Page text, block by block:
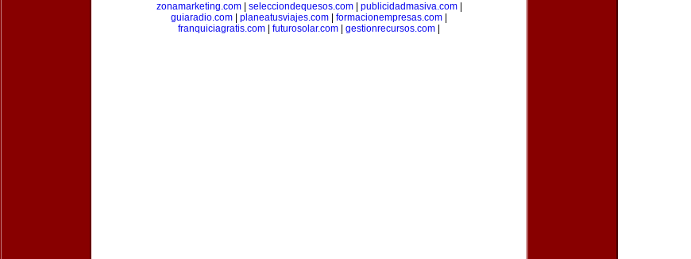
zonamarketing.com| selecciondequesos.com| publicidadmasiva.com|
guiaradio.com
planeatusviajes.com formacionempresas.com
franquiciagratis.com
futurosolar.com gestionrecursos.com